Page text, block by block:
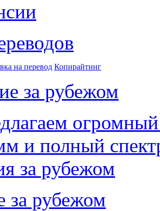
на перевод Копирайтинг
за рубежом
и полный
за рубежом
за рубежом